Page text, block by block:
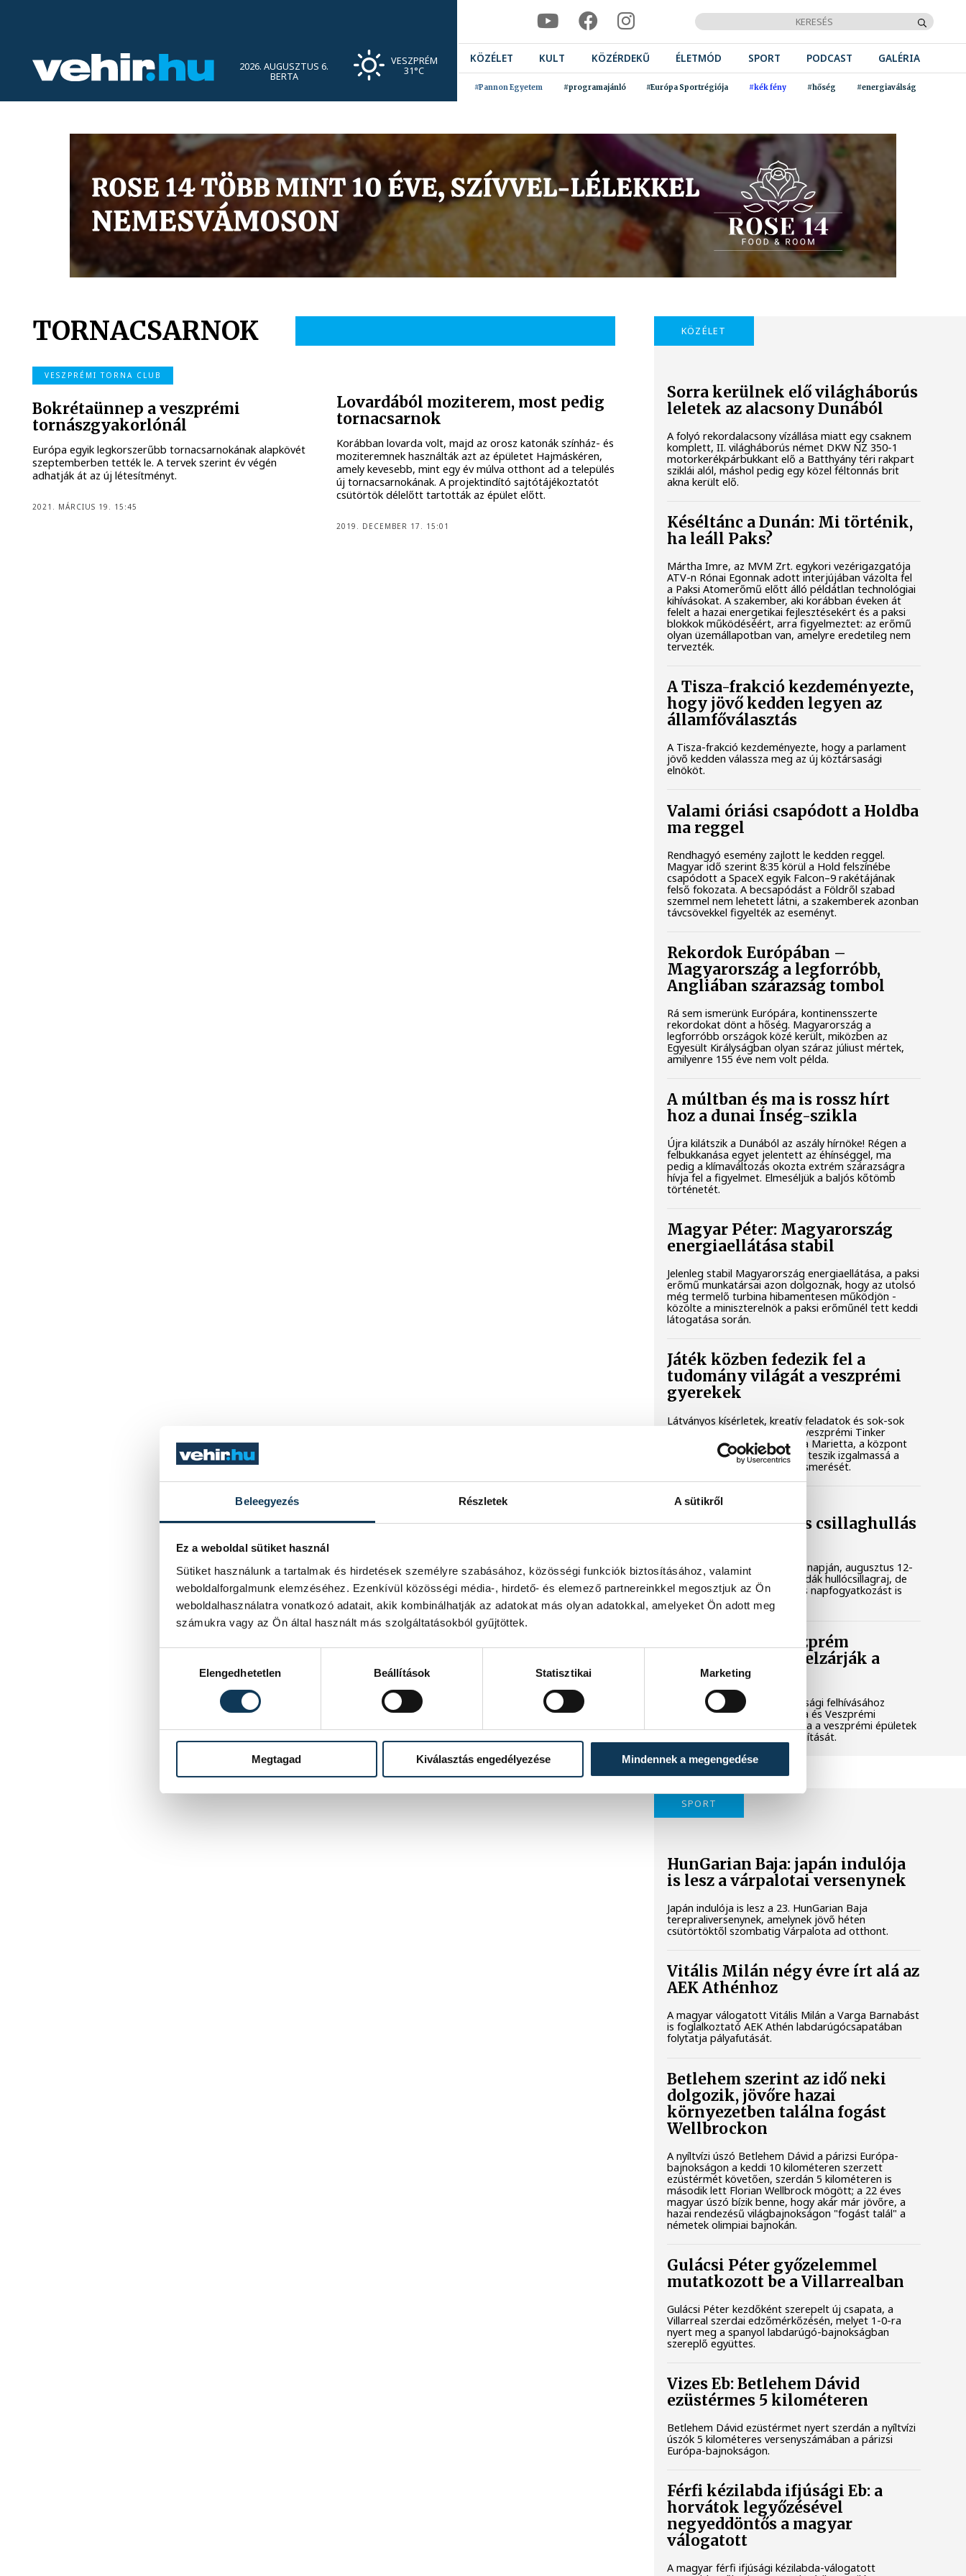
Beleegyezés Részletek A sütikről
Ez a weboldal sütiket használ
Sütiket használunk a tartalmak és hirdetések személyre szabásához, közösségi funkciók biztosításához, valamint
weboldalforgalmunk elemzéséhez. Ezenkívül közösségi média-, hirdető- és elemező partnereinkkel megosztjuk az Ön
weboldalhasználatra vonatkozó adatait, akik kombinálhatják az adatokat más olyan adatokkal, amelyeket Ön adott meg
számukra vagy az Ön által használt más szolgáltatásokból gyűjtöttek.
Elengedhetetlen
Beállítások Statisztikai Marketing
Megtagad Kiválasztás engedélyezése Mindennek a megengedése
2026. AUGUSZTUS 6.
BERTA
VESZPRÉM
31°C
KÖZÉLET KULT KÖZÉRDEKŰ ÉLETMÓD SPORT PODCAST GALÉRIA
#Pannon Egyetem #programajánló #Európa Sportrégiója #kék fény #hőség #energiaválság
TORNACSARNOK
VESZPRÉMI TORNA CLUB
Bokrétaünnep a veszprémi
tornászgyakorlónál
Európa egyik legkorszerűbb tornacsarnokának alapkövét
szeptemberben tették le. A tervek szerint év végén
adhatják át az új létesítményt.
2021. MÁRCIUS 19. 15:45
Lovardából moziterem, most pedig
tornacsarnok
Korábban lovarda volt, majd az orosz katonák színház- és
moziteremnek használták azt az épületet Hajmáskéren,
amely kevesebb, mint egy év múlva otthont ad a település
új tornacsarnokának. A projektindító sajtótájékoztatót
csütörtök délelőtt tartották az épület előtt.
2019. DECEMBER 17. 15:01
KÖZÉLET
Sorra kerülnek elő világháborús
leletek az alacsony Dunából
A folyó rekordalacsony vízállása miatt egy csaknem
komplett, II. világháborús német DKW NZ 350-1
motorkerékpárbukkant elő a Batthyány téri rakpart
sziklái alól, máshol pedig egy közel féltonnás brit
akna került elő.
Késéltánc a Dunán: Mi történik,
ha leáll Paks?
Mártha Imre, az MVM Zrt. egykori vezérigazgatója
ATV-n Rónai Egonnak adott interjújában vázolta fel
a Paksi Atomerőmű előtt álló példátlan technológiai
kihívásokat. A szakember, aki korábban éveken át
felelt a hazai energetikai fejlesztésekért és a paksi
blokkok működéséért, arra figyelmeztet: az erőmű
olyan üzemállapotban van, amelyre eredetileg nem
tervezték.
A Tisza-frakció kezdeményezte,
hogy jövő kedden legyen az
államfőválasztás
A Tisza-frakció kezdeményezte, hogy a parlament
jövő kedden válassza meg az új köztársasági
elnököt.
Valami óriási csapódott a Holdba
ma reggel
Rendhagyó esemény zajlott le kedden reggel.
Magyar idő szerint 8:35 körül a Hold felszínébe
csapódott a SpaceX egyik Falcon–9 rakétájának
felső fokozata. A becsapódást a Földről szabad
szemmel nem lehetett látni, a szakemberek azonban
távcsövekkel figyelték az eseményt.
Rekordok Európában –
Magyarország a legforróbb,
Angliában szárazság tombol
Rá sem ismerünk Európára, kontinensszerte
rekordokat dönt a hőség. Magyarország a
legforróbb országok közé került, miközben az
Egyesült Királyságban olyan száraz júliust mértek,
amilyenre 155 éve nem volt példa.
A múltban és ma is rossz hírt
hoz a dunai Ínség-szikla
Újra kilátszik a Dunából az aszály hírnöke! Régen a
felbukkanása egyet jelentett az éhínséggel, ma
pedig a klímaváltozás okozta extrém szárazságra
hívja fel a figyelmet. Elmeséljük a baljós kőtömb
történetét.
Magyar Péter: Magyarország
energiaellátása stabil
Jelenleg stabil Magyarország energiaellátása, a paksi
erőmű munkatársai azon dolgoznak, hogy az utolsó
még termelő turbina hibamentesen működjön -
közölte a miniszterelnök a paksi erőműnél tett keddi
látogatása során.
Játék közben fedezik fel a
tudomány világát a veszprémi
gyerekek
Látványos kísérletek, kreatív feladatok és sok-sok
élmény várja a gyerekeket a veszprémi Tinker
Labsben. Videónkban Balassa Marietta, a központ
vezetője mutatja be, hogyan teszik izgalmassá a
természettudományok megismerését.
Augusztus 12-én
napfogyatkozás és csillaghullás
Az év legsűrűbb csillagászati napján, augusztus 12-
én éjjel tetőzik majd a Perseidák hullócsillagraj, de
ugyanezen a napon részleges napfogyatkozást is
meg lehet majd figyelni.
Lekapcsolják Veszprém
díszkivilágítását, elzárják a
szökőkutakat
A kormány energiatakarékossági felhívásához
csatlakozva Veszprém városa és Veszprémi
Főegyházmegye is lekapcsolta a veszprémi épületek
és nevezetességek díszkivilágítását.
SPORT
HunGarian Baja: japán indulója
is lesz a várpalotai versenynek
Japán indulója is lesz a 23. HunGarian Baja
terepraliversenynek, amelynek jövő héten
csütörtöktől szombatig Várpalota ad otthont.
Vitális Milán négy évre írt alá az
AEK Athénhoz
A magyar válogatott Vitális Milán a Varga Barnabást
is foglalkoztató AEK Athén labdarúgócsapatában
folytatja pályafutását.
Betlehem szerint az idő neki
dolgozik, jövőre hazai
környezetben találna fogást
Wellbrockon
A nyíltvízi úszó Betlehem Dávid a párizsi Európa-
bajnokságon a keddi 10 kilométeren szerzett
ezüstérmét követően, szerdán 5 kilométeren is
második lett Florian Wellbrock mögött; a 22 éves
magyar úszó bízik benne, hogy akár már jövőre, a
hazai rendezésű világbajnokságon "fogást talál" a
németek olimpiai bajnokán.
Gulácsi Péter győzelemmel
mutatkozott be a Villarrealban
Gulácsi Péter kezdőként szerepelt új csapata, a
Villarreal szerdai edzőmérkőzésén, melyet 1-0-ra
nyert meg a spanyol labdarúgó-bajnokságban
szereplő együttes.
Vizes Eb: Betlehem Dávid
ezüstérmes 5 kilométeren
Betlehem Dávid ezüstérmet nyert szerdán a nyíltvízi
úszók 5 kilométeres versenyszámában a párizsi
Európa-bajnokságon.
Férfi kézilabda ifjúsági Eb: a
horvátok legyőzésével
negyeddöntős a magyar
válogatott
A magyar férfi ifjúsági kézilabda-válogatott